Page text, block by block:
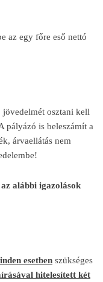
az egy főre eső nettó
osztani kell
pályázó is beleszámít a
árvaellátás nem
alábbi igazolások
esetben szükséges
hitelesített két